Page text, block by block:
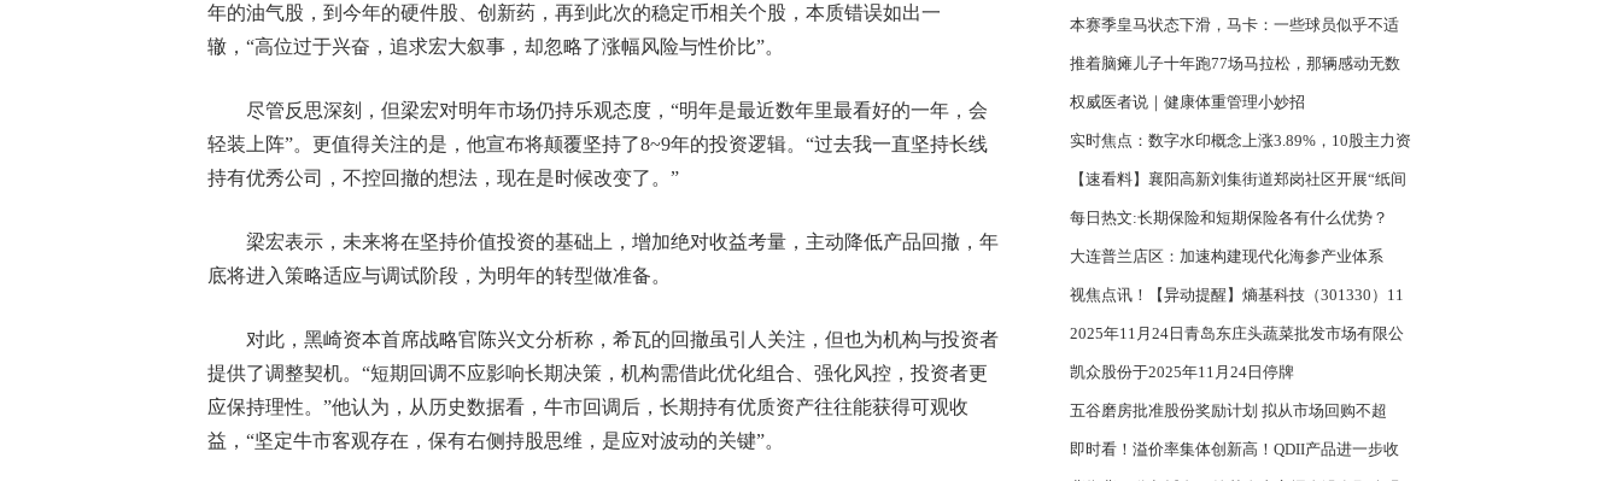
年的油气股，到今年的硬件股、创新药，再到此次的稳定币相关个股，本质错误如出一
辙，“高位过于兴奋，追求宏大叙事，却忽略了涨幅风险与性价比”。
尽管反思深刻，但梁宏对明年市场仍持乐观态度，“明年是最近数年里最看好的一年，会
轻装上阵”。更值得关注的是，他宣布将颠覆坚持了8~9年的投资逻辑。“过去我一直坚持长线
持有优秀公司，不控回撤的想法，现在是时候改变了。”
梁宏表示，未来将在坚持价值投资的基础上，增加绝对收益考量，主动降低产品回撤，年
底将进入策略适应与调试阶段，为明年的转型做准备。
对此，黑崎资本首席战略官陈兴文分析称，希瓦的回撤虽引人关注，但也为机构与投资者
提供了调整契机。“短期回调不应影响长期决策，机构需借此优化组合、强化风控，投资者更
应保持理性。”他认为，从历史数据看，牛市回调后，长期持有优质资产往往能获得可观收
益，“坚定牛市客观存在，保有右侧持股思维，是应对波动的关键”。
严峻挑战 每日动态
本赛季皇马状态下滑，马卡：一些球员似乎不适
应阿隆索的方法 新要闻
推着脑瘫儿子十年跑77场马拉松，那辆感动无数
人的小车要成绝响？ 当前热讯
权威医者说｜健康体重管理小妙招
实时焦点：数字水印概念上涨3.89%，10股主力资
金净流入超千万元
【速看料】襄阳高新刘集街道郑岗社区开展“纸间
游鱼跃 非遗润民心”非遗手工活动
每日热文:长期保险和短期保险各有什么优势？
大连普兰店区：加速构建现代化海参产业体系
视焦点讯！【异动提醒】熵基科技（301330）11
月24日13点0分创60日新低
2025年11月24日青岛东庄头蔬菜批发市场有限公
司价格行情|每日精选
凯众股份于2025年11月24日停牌
五谷磨房批准股份奖励计划 拟从市场回购不超
2000万股
即时看！溢价率集体创新高！QDII产品进一步收